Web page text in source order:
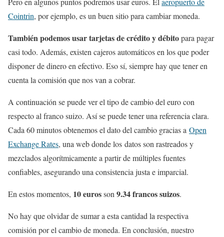
Cointrin, por ejemplo, es un buen sitio para cambiar moneda.
También podemos usar tarjetas de crédito y débitopara pagar
casi todo. Además, existen cajeros automáticos en los que poder
disponer de dinero en efectivo. Eso sí, siempre hay que tener en
cuenta la comisión que nos van a cobrar.
A continuación se puede ver el tipo de cambio del euro con
respecto al franco suizo. Así se puede tener una referencia clara.
Cada 60 minutos obtenemos el dato del cambio gracias a Open
Exchange Rates, una web donde los datos son rastreados y
mezclados algorítmicamente a partir de múltiples fuentes
confiables, asegurando una consistencia justa e imparcial.
En estos momentos, 10 eurosson 9.34 francos suizos.
No hay que olvidar de sumar a esta cantidad la respectiva
comisión por el cambio de moneda. En conclusión, nuestro